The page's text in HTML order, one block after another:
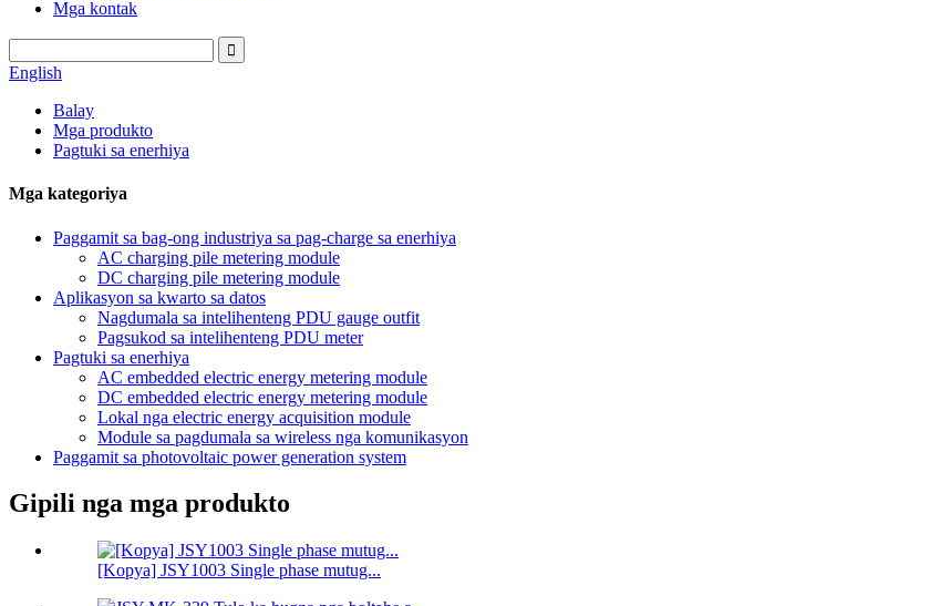
Mga kontak
English
Balay
Mga produkto
Pagtuki sa enerhiya
Mga kategoriya
Paggamit sa bag-ong industriya sa pag-charge sa enerhiya
AC charging pile metering module
DC charging pile metering module
Aplikasyon sa kwarto sa datos
Nagdumala sa intelihenteng PDU gauge outfit
Pagsukod sa intelihenteng PDU meter
Pagtuki sa enerhiya
AC embedded electric energy metering module
DC embedded electric energy metering module
Lokal nga electric energy acquisition module
Module sa pagdumala sa wireless nga komunikasyon
Paggamit sa photovoltaic power generation system
Gipili nga mga produkto
[Kopya] JSY1003 Single phase mutug...